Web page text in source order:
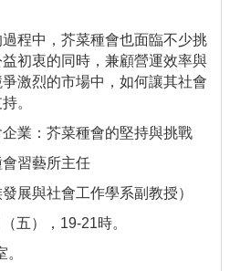
程中，芥菜種會也面臨不少挑
初衷的同時，兼顧營運效率與
激烈的市場中，如何讓其社會
。
業：芥菜種會的堅持與挑戰
習藝所主任
展與社會工作學系副教授）
五），19-21時。